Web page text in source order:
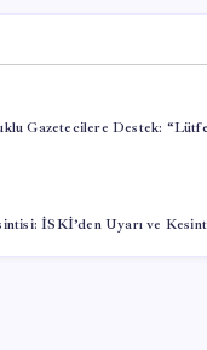
Gazetecilere Destek:
İSKİ’den Uyarı ve